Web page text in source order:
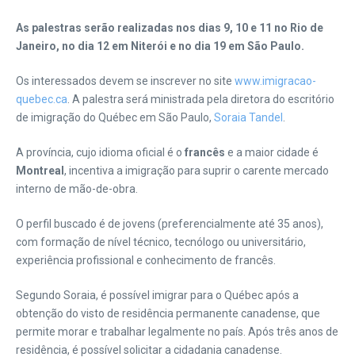
As palestras serão realizadas nos dias 9, 10 e 11 no Rio de
Janeiro, no dia 12 em Niterói e no dia 19 em São Paulo.
Os interessados devem se inscrever no site www.imigracao-
quebec.ca . A palestra será ministrada pela diretora do escritório
de imigração do Québec em São Paulo, Soraia Tandel
A província, cujo idioma oficial é o francês e a maior cidade é
Montreal , incentiva a imigração para suprir o carente mercado
interno de mão-de-obra.
O perfil buscado é de jovens (preferencialmente até 35 anos),
com formação de nível técnico, tecnólogo ou universitário,
experiência profissional e conhecimento de francês.
Segundo Soraia, é possível imigrar para o Québec após a
obtenção do visto de residência permanente canadense, que
permite morar e trabalhar legalmente no país. Após três anos de
residência, é possível solicitar a cidadania canadense.